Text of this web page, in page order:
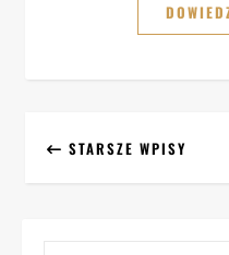
STARSZE WPISY